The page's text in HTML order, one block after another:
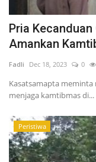
Pria Kecanduan
Amankan
Fadli Dec 18, 2023 0
Kasatsamapta
menjaga kamtibmas di...
Peristiwa